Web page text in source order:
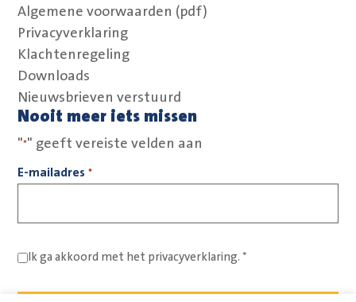
Algemene voorwaarden (pdf)
Privacyverklaring
Klachtenregeling
Downloads
Nieuwsbrieven verstuurd
Nooit meer iets missen
"*" geeft vereiste velden aan
E-mailadres *
Ik ga akkoord met het privacyverklaring. *